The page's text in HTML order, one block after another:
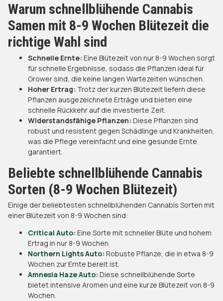
Warum schnellblühende Cannabis
Samen mit 8-9 Wochen Blütezeit die
richtige Wahl sind
Schnelle Ernte: Eine Blütezeit von nur 8-9 Wochen sorgt
für schnelle Ergebnisse, sodass die Pflanzen ideal für
Grower sind, die keine langen Wartezeiten wünschen.
Hoher Ertrag: Trotz der kurzen Blütezeit liefern diese
Pflanzen ausgezeichnete Erträge und bieten eine
schnelle Rückkehr auf die investierte Zeit.
Widerstandsfähige Pflanzen: Diese Pflanzen sind
robust und resistent gegen Schädlinge und Krankheiten,
was die Pflege vereinfacht und eine gesunde Ernte
garantiert.
Beliebte schnellblühende Cannabis
Sorten (8-9 Wochen Blütezeit)
Einige der beliebtesten schnellblühenden Cannabis Sorten mit
einer Blütezeit von 8-9 Wochen sind:
Critical Auto: Eine Sorte mit schneller Blüte und hohem
Ertrag in nur 8-9 Wochen.
Northern Lights Auto: Robuste Pflanze, die in etwa 8-9
Wochen zur Ernte bereit ist.
Amnesia Haze Auto: Diese schnellblühende Sorte
bietet intensive Aromen und eine kurze Blütezeit von 8-9
Wochen.